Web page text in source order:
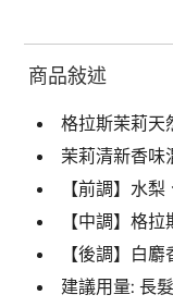
商品敍述
格拉斯茉莉天
茉莉清新香味
【前調】水
【中調】格
【後調】白
建議用量: 長